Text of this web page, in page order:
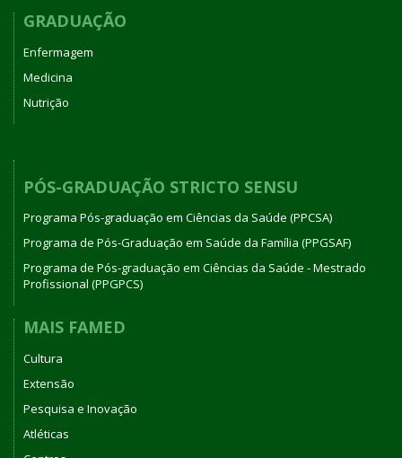
GRADUAÇÃO
Enfermagem
Medicina
Nutrição
PÓS-GRADUAÇÃO STRICTO SENSU
Programa Pós-graduação em Ciências da Saúde (PPCSA)
Programa de Pós-Graduação em Saúde da Família (PPGSAF)
Programa de Pós-graduação em Ciências da Saúde - Mestrado
Profissional (PPGPCS)
MAIS FAMED
Cultura
Extensão
Pesquisa e Inovação
Atléticas